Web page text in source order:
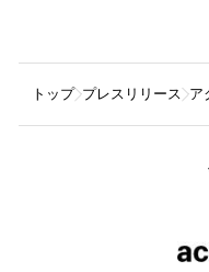
トップ プレスリリース ア